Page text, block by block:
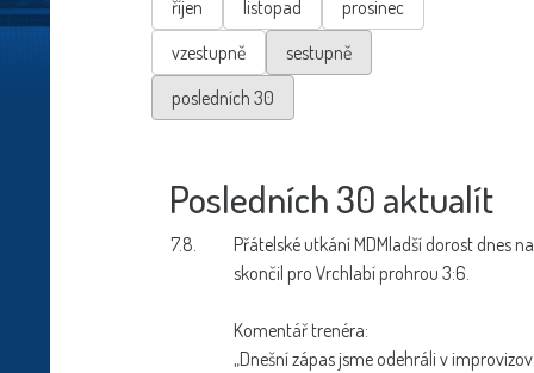
říjen
listopad
prosinec
vzestupně
sestupně
posledních 30
Posledních 30 aktualít
7.8. Přátelské utkání MDMladší dorost dnes
skončil pro Vrchlabí prohrou 3:6.
Komentář trenéra:
„Dnešní zápas jsme odehráli v